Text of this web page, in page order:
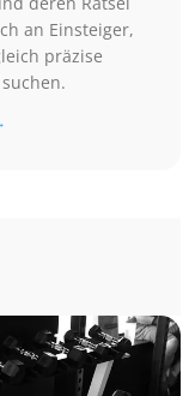
an Einsteiger,
präzise